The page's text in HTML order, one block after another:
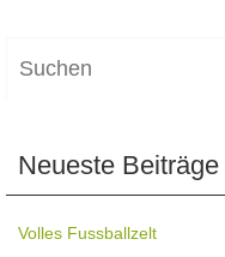
Neueste Beiträge
Volles Fussballzelt